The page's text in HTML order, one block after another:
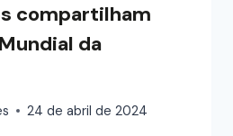
compartilham
da
24 de abril de 2024